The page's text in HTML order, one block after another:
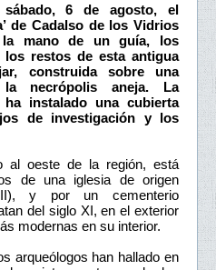
6 de agosto, el
de Cadalso de los Vidrios
la mano de un guía, los
los restos de esta antigua
construida sobre una
necrópolis aneja. La
instalado una cubierta
de investigación y los
al oeste de la región, está
de una iglesia de origen
y por un cementerio
del siglo XI, en el exterior
modernas en su interior.
arqueólogos han hallado en